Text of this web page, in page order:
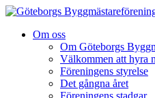
Om oss
Om Göteborgs
Välkommen att hyra
Föreningens styrelse
Det gångna året
Föreningens stadgar